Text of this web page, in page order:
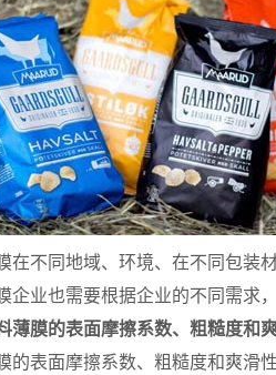
在不同地域、环境、在不同包装
企业也需要根据企业的不同需求
薄膜的表面摩擦系数、粗糙度和
的表面摩擦系数、粗糙度和爽滑